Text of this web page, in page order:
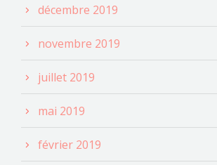
décembre 2019
novembre 2019
juillet 2019
mai 2019
février 2019